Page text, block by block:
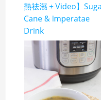
熱祛濕 + Video】
Cane & Imperatae
Drink